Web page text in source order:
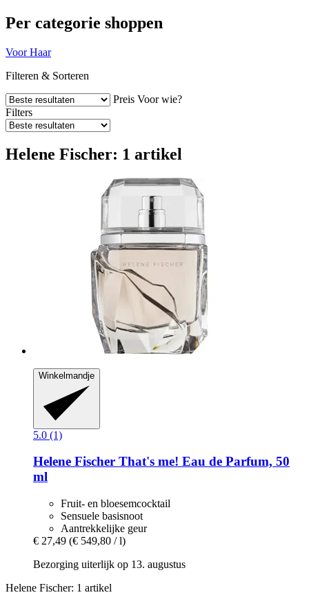
Per categorie shoppen
Voor Haar
Filteren & Sorteren
Preis Voor wie?
Filters
Helene Fischer: 1 artikel
Winkelmandje
5.0 (1)
Helene Fischer That's me! Eau de Parfum, 50
ml
Fruit- en bloesemcocktail
Sensuele basisnoot
Aantrekkelijke geur
€ 27,49 (€ 549,80 / l)
Bezorging uiterlijk op 13. augustus
Helene Fischer: 1 artikel